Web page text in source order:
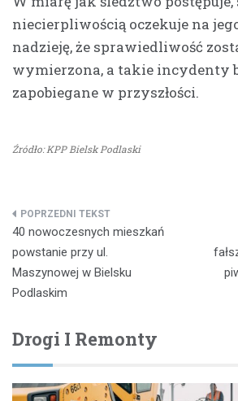
niecierpliwością oczekuje na
nadzieję, że sprawiedliwość
wymierzona, a takie incydenty
zapobiegane w przyszłości.
Źródło: KPP Bielsk Podlaski
Nawigacja
wpisu
40 nowoczesnych mieszkań
powstanie przy ul.
Maszynowej w Bielsku
Podlaskim
Drogi I Remonty